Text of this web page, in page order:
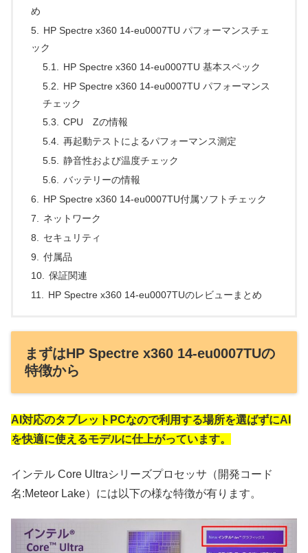
め
HP Spectre x360 14-eu0007TU パフォーマンスチェ
ック
HP Spectre x360 14-eu0007TU 基本スペック
HP Spectre x360 14-eu0007TU パフォーマンス
チェック
CPU Zの情報
再起動テストによるパフォーマンス測定
静音性および温度チェック
バッテリーの情報
HP Spectre x360 14-eu0007TU付属ソフトチェック
ネットワーク
セキュリティ
付属品
保証関連
HP Spectre x360 14-eu0007TUのレビューまとめ
まずはHP Spectre x360 14-eu0007TUの
特徴から
AI対応のタブレットPCなので利用する場所を選ばずにAI
を快適に使えるモデルに仕上がっています。
インテル Core Ultraシリーズプロセッサ（開発コード
名:Meteor Lake）には以下の様な特徴が有ります。